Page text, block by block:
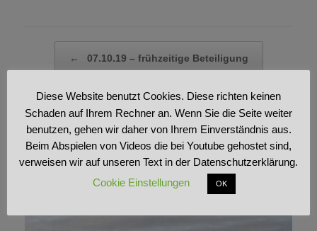
← 07.10.19 – frühzeitige Beteiligung
Leserbriefe SK 20.10.19
Diese Website benutzt Cookies. Diese richten keinen
Schaden auf Ihrem Rechner an. Wenn Sie die Seite weiter
benutzen, gehen wir daher von Ihrem Einverständnis aus.
Beim Abspielen von Videos die bei Youtube gehostet sind,
verweisen wir auf unseren Text in der Datenschutzerklärung.
Cookie Einstellungen
OK